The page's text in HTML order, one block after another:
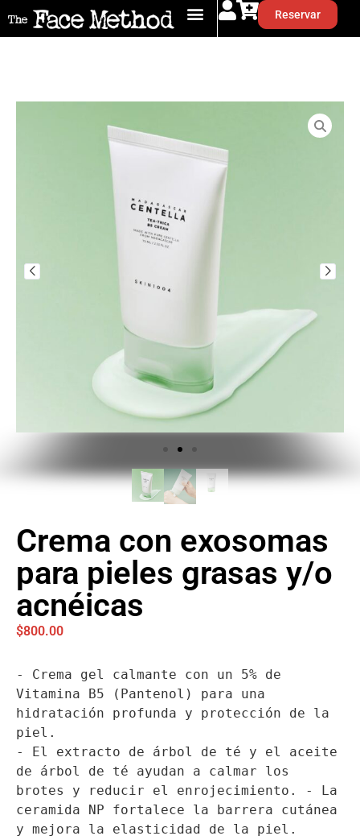
Reservar
Crema con exosomas
para pieles grasas y/o
acnéicas
$800.00
- Crema gel calmante con un 5% de
Vitamina B5 (Pantenol) para una
hidratación profunda y protección de la
piel.
- El extracto de árbol de té y el aceite
de árbol de té ayudan a calmar los
brotes y reducir el enrojecimiento. - La
ceramida NP fortalece la barrera cutánea
y mejora la elasticidad de la piel.